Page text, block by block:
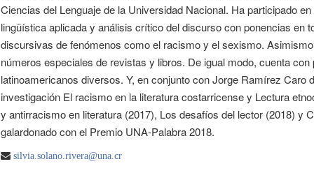
Ciencias del Lenguaje de la Universidad Nacional. Ha participado
lingüística aplicada y análisis crítico del discurso con ponencias en
discursivas de fenómenos como el racismo y el sexismo.
números especiales de revistas y libros. De igual modo, cuenta
latinoamericanos diversos. Y, en conjunto con Jorge Ramírez
investigación El racismo en la literatura costarricense y Lectura
y antirracismo en literatura (2017), Los desafíos del lector (2018) y
galardonado con el Premio UNA-Palabra 2018.
silvia.solano.rivera@una.cr